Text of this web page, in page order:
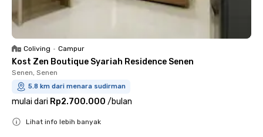
Coliving • Campur
Kost Zen Boutique Syariah Residence Senen
Senen, Senen
5.8 km dari menara sudirman
mulai dari Rp2.700.000 /bulan
Lihat info lebih banyak